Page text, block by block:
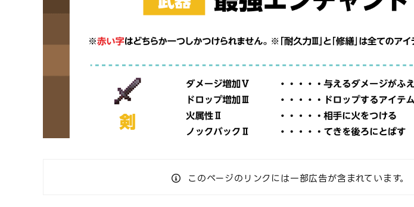
このページのリンクには一部広告が含まれています。